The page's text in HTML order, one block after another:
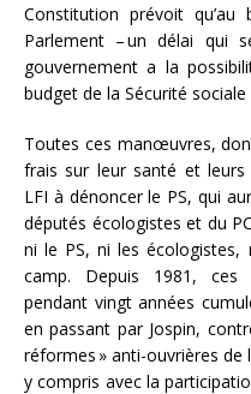
Constitution prévoit
Parlement – un délai qui
gouvernement a la
budget de la Sécurité
Toutes ces manœuvres,
frais sur leur santé et
LFI à dénoncer le PS, qui
députés écologistes et du
ni le PS, ni les écologistes,
camp. Depuis 1981, ces
pendant vingt années
en passant par Jospin,
réformes » anti-ouvrières de
y compris avec la